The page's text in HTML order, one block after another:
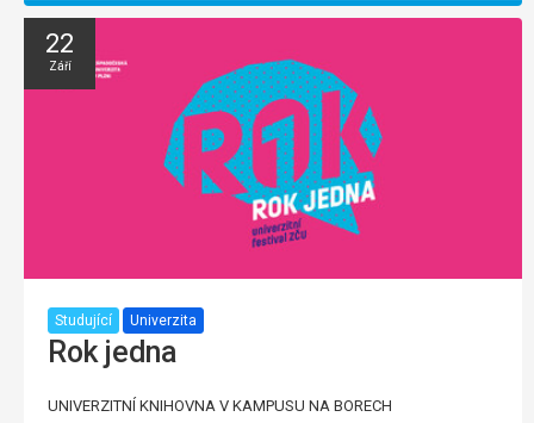
22
Září
Studující Univerzita
Rok jedna
UNIVERZITNÍ KNIHOVNA V KAMPUSU NA BORECH